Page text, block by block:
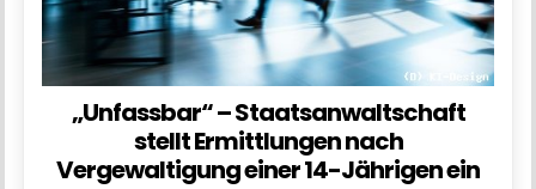
„Unfassbar“ – Staatsanwaltschaft
stellt Ermittlungen nach
Vergewaltigung einer 14-Jährigen ein